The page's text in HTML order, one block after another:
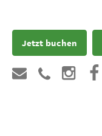
Jetzt buchen